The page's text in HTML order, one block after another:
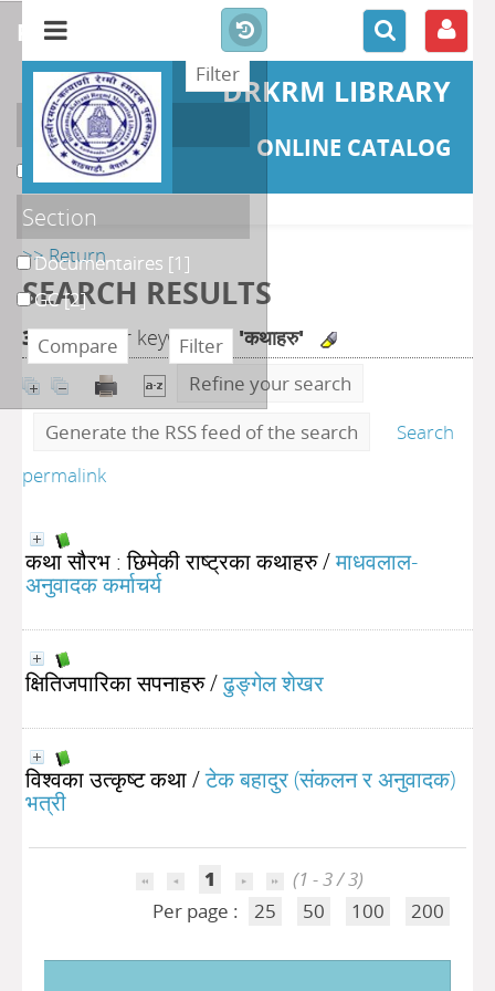
DRKRM LIBRARY
ONLINE CATALOG
>> Return
SEARCH RESULTS
3search for keyword(s) 'कथाहरु'
Refine your search
Generate the RSS feed of the search
Search
permalink
कथा सौरभ : छिमेकी राष्ट्रका कथाहरु/माधवलाल-
अनुवादक कर्माचर्य
क्षितिजपारिका सपनाहरु/ढुङ्गेल शेखर
विश्वका उत्कृष्ट कथा/टेक बहादुर (संकलन र अनुवादक)
भत्री
1
(1 - 3 / 3)
Per page :
25 50 100 200
refine or compare
Localisation
DKRML[3]
Section
Documentaires [1]
GC[2]